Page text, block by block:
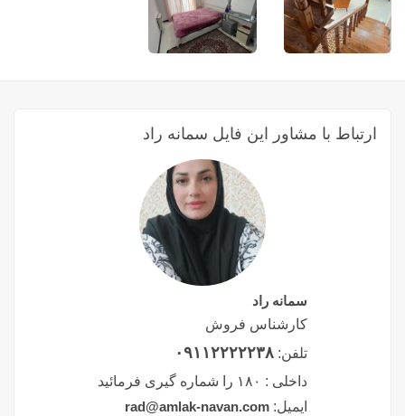
ارتباط با مشاور این فایل سمانه راد
سمانه راد
کارشناس فروش
تلفن: ۰۹۱۱۲۲۲۲۲۳۸
داخلی : ۱۸۰ را شماره گیری فرمائید
ایمیل: rad@amlak-navan.com